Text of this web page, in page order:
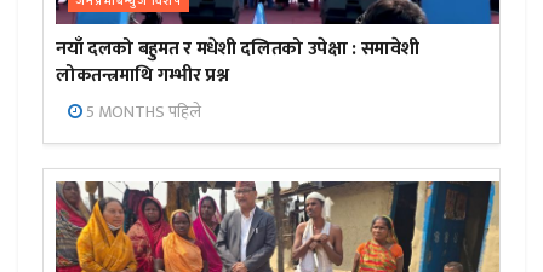
नयाँ दलको बहुमत र मधेशी दलितको उपेक्षा : समावेशी
लोकतन्त्रमाथि गम्भीर प्रश्न
5 MONTHS पहिले